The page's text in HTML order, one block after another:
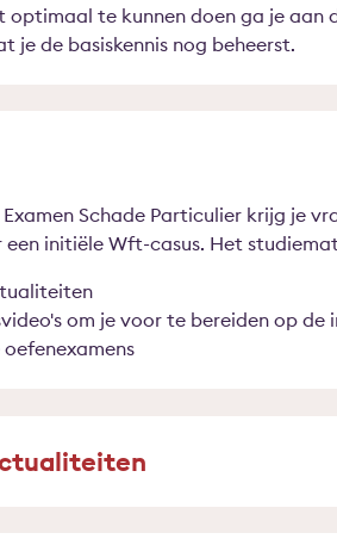
optimaal te kunnen doen ga je aan
je de basiskennis nog beheerst.
Schade Particulier krijg je
initiële Wft-casus. Het
om je voor te bereiden op de